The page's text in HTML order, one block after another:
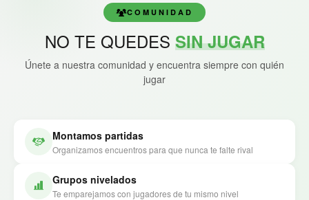
COMUNIDAD
NO TE QUEDES SIN JUGAR
Únete a nuestra comunidad y encuentra siempre con quién
jugar
Montamos partidas
Organizamos encuentros para que nunca te falte rival
Grupos nivelados
Te emparejamos con jugadores de tu mismo nivel